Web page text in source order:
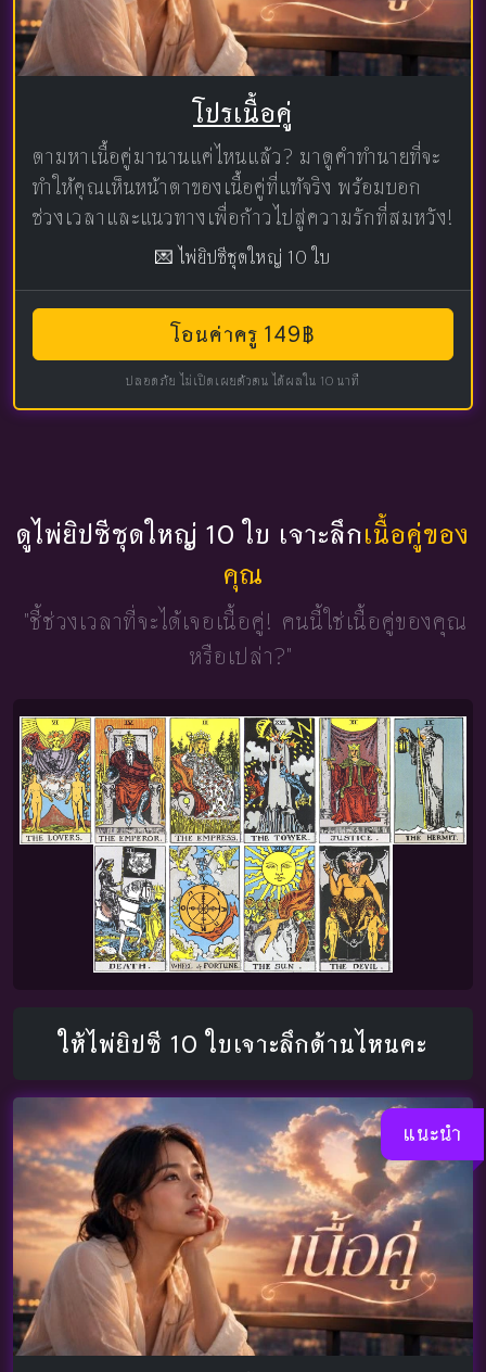
โปรเนื้อคู่
ตามหาเนื้อคู่มานานแค่ไหนแล้ว? มาดูคำทำนายที่จะ
ทำให้คุณเห็นหน้าตาของเนื้อคู่ที่แท้จริง พร้อมบอก
ช่วงเวลาและแนวทางเพื่อก้าวไปสู่ความรักที่สมหวัง!
💌 ไพ่ยิปซีชุดใหญ่ 10 ใบ
โอนค่าครู 149฿
ปลอดภัย ไม่เปิดเผยตัวตน ได้ผลใน 10 นาที
ดูไพ่ยิปซีชุดใหญ่ 10 ใบ เจาะลึกเนื้อคู่ของ
คุณ
"ชี้ช่วงเวลาที่จะได้เจอเนื้อคู่! คนนี้ใช่เนื้อคู่ของคุณ
หรือเปล่า?"
ให้ไพ่ยิปซี 10 ใบเจาะลึกด้านไหนคะ
แนะนำ